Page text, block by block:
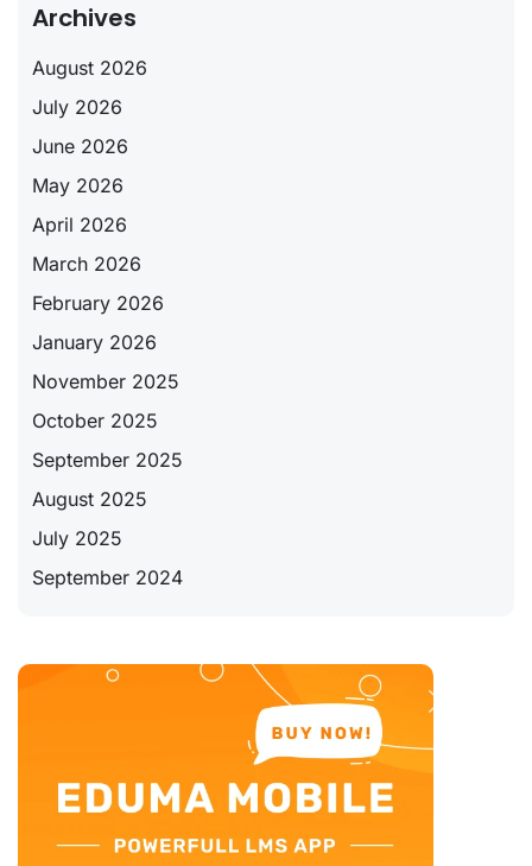
Archives
August 2026
July 2026
June 2026
May 2026
April 2026
March 2026
February 2026
January 2026
November 2025
October 2025
September 2025
August 2025
July 2025
September 2024